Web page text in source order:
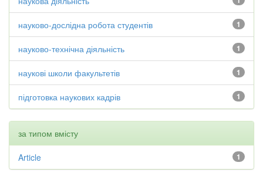
1
науково-дослідна робота студентів
1
науково-технічна діяльність
1
наукові школи факультетів
1
підготовка наукових кадрів
за типом вмісту
1
Article